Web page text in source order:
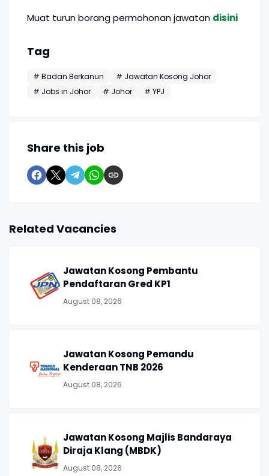
Muat turun borang permohonan jawatan disini
Tag
# Badan Berkanun
# Jawatan Kosong Johor
# Jobs in Johor
# Johor # YPJ
Share this job
Related Vacancies
Jawatan Kosong Pembantu
Pendaftaran Gred KP1
August 08, 2026
Jawatan Kosong Pemandu
Kenderaan TNB 2026
August 08, 2026
Jawatan Kosong Majlis Bandaraya
Diraja Klang (MBDK)
August 08, 2026